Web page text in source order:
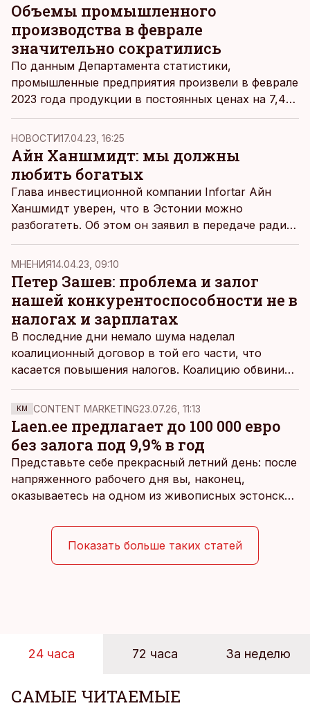
Объемы промышленного
производства в феврале
значительно сократились
По данным Департамента статистики,
промышленные предприятия произвели в феврале
2023 года продукции в постоянных ценах на 7,4%
меньше, нежели в феврале прошлого года.
НОВОСТИ17.04.23, 16:25
Айн Ханшмидт: мы должны
любить богатых
Глава инвестиционной компании Infortar Айн
Ханшмидт уверен, что в Эстонии можно
разбогатеть. Об этом он заявил в передаче радио
Äripäev«Горячий стул».
MНЕНИЯ14.04.23, 09:10
Петер Зашев: проблема и залог
нашей конкурентоспособности не в
налогах и зарплатах
В последние дни немало шума наделал
коалиционный договор в той его части, что
касается повышения налогов. Коалицию обвинили
во всех грехах, многие предприниматели в шоке
и с большим апломбом критикуют и иронизируют
над решением правительства, пишет доктор
экономических наук, ассоциированный
профессор Stockholm School of Economics Петер
Зашев.
KM CONTENT MARKETING23.07.26, 11:13
Laen.ee предлагает до 100 000 евро
без залога под 9,9% в год
Представьте себе прекрасный летний день: после
напряженного рабочего дня вы, наконец,
оказываетесь на одном из живописных эстонских
достигает 18 градусов, но вы как закаленный
предприниматель знаете, что смелость города
берет, и без долгих раздумий бросаетесь в воду.
Показать больше таких статей
24 часа 72 часа За неделю
САМЫЕ ЧИТАЕМЫЕ